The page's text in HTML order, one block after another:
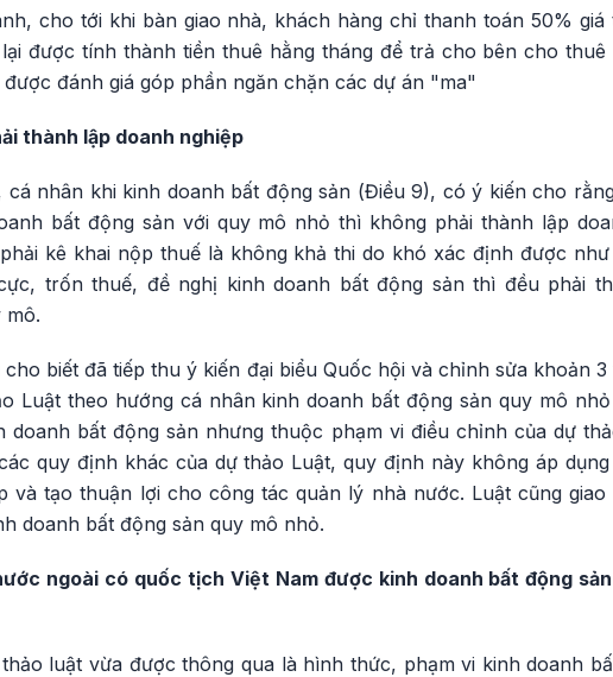
cho tới khi bàn giao nhà, khách hàng chỉ thanh toán 50%
được tính thành tiền thuê hằng tháng để trả cho bên cho
đánh giá góp phần ngăn chặn các dự án "ma"
thành lập doanh nghiệp
cá nhân khi kinh doanh bất động sản (Điều 9), có ý kiến cho
bất động sản với quy mô nhỏ thì không phải thành lập
kê khai nộp thuế là không khả thi do khó xác định được
trốn thuế, đề nghị kinh doanh bất động sản thì đều phải
mô.
biết đã tiếp thu ý kiến đại biểu Quốc hội và chỉnh sửa khoản
Luật theo hướng cá nhân kinh doanh bất động sản quy mô
doanh bất động sản nhưng thuộc phạm vi điều chỉnh của dự
quy định khác của dự thảo Luật, quy định này không áp
và tạo thuận lợi cho công tác quản lý nhà nước. Luật cũng
doanh bất động sản quy mô nhỏ.
ngoài có quốc tịch Việt Nam được kinh doanh bất động
luật vừa được thông qua là hình thức, phạm vi kinh doanh